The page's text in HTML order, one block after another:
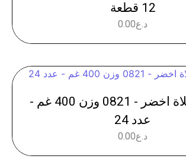
12 قطعة
د.ع0.00
زعتر الاسلاة اخضر - 0821 وزن 400 غم -
عدد 24
د.ع0.00